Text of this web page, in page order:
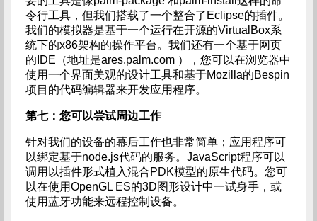
令行工具，但我们搭载了一个整合了Eclipse的插件。
我们的模拟器是基于一个运行在开源的VirtualBox系
统下的x86架构的操作平台。我们还有一个基于网页
的IDE（地址是ares.palm.com ），您可以在浏览器中
使用一个界面美观的设计工具和基于Mozilla的Bespin
项目的代码编辑器来开发应用程序。
第七：您可以尝试周边工作
针对我们的设备的幕后工作也非常简单；应用程序可
以绑定基于node.js代码的服务。JavaScript程序可以
调用以插件形式植入混合PDK模型的原生代码。您可
以在使用OpenGL ES的3D图形设计中一试身手，或
使用蓝牙功能来远程控制设备。